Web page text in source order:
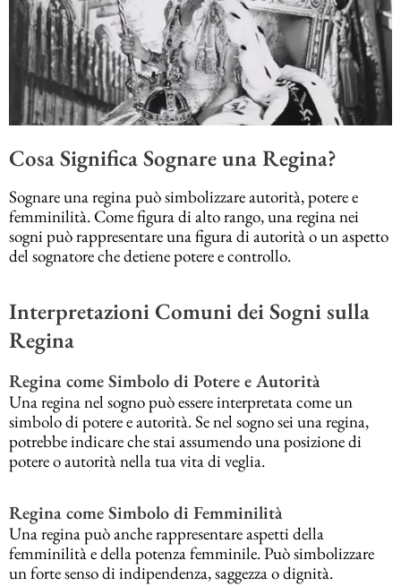
Cosa Significa Sognare una Regina?
Sognare una regina può simbolizzare autorità, potere e
femminilità. Come figura di alto rango, una regina nei
sogni può rappresentare una figura di autorità o un aspetto
del sognatore che detiene potere e controllo.
Interpretazioni Comuni dei Sogni sulla
Regina
Regina come Simbolo di Potere e Autorità
Una regina nel sogno può essere interpretata come un
simbolo di potere e autorità. Se nel sogno sei una regina,
potrebbe indicare che stai assumendo una posizione di
potere o autorità nella tua vita di veglia.
Regina come Simbolo di Femminilità
Una regina può anche rappresentare aspetti della
femminilità e della potenza femminile. Può simbolizzare
un forte senso di indipendenza, saggezza o dignità.